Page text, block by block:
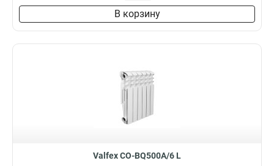
В корзину
Valfex CO-BQ500A/6 L